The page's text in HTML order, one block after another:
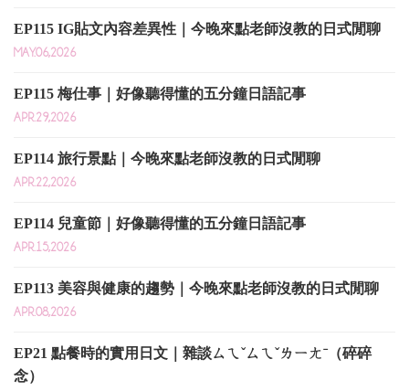
EP115 IG貼文內容差異性｜今晚來點老師沒教的日式閒聊
MAY.06,2026
EP115 梅仕事｜好像聽得懂的五分鐘日語記事
APR.29,2026
EP114 旅行景點｜今晚來點老師沒教的日式閒聊
APR.22,2026
EP114 兒童節｜好像聽得懂的五分鐘日語記事
APR.15,2026
EP113 美容與健康的趨勢｜今晚來點老師沒教的日式閒聊
APR.08,2026
EP21 點餐時的實用日文｜雜談ㄙㄟˇㄙㄟˇㄌㄧㄤˉ（碎碎
念）